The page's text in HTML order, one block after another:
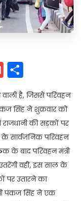
Gmail
वाली है, जिससे परिवहन
सिंह ने शुक्रवार को
की सड़कों पर
सार्वजनिक परिवहन
के बाद परिवहन मंत्री
वहीं, इस साल के
पर उतारने का
पंकज सिंह ने एक